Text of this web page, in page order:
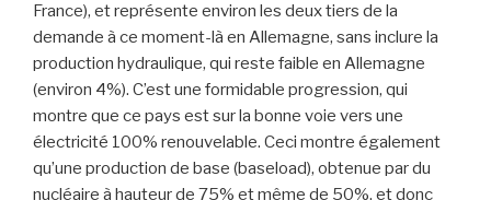
France), et représente environ les deux tiers de la
demande à ce moment-là en Allemagne, sans inclure la
production hydraulique, qui reste faible en Allemagne
(environ 4%). C’est une formidable progression, qui
montre que ce pays est sur la bonne voie vers une
électricité 100% renouvelable. Ceci montre également
qu’une production de base (baseload), obtenue par du
nucléaire à hauteur de 75% et même de 50%, et donc